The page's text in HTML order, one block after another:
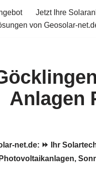
Jetzt Ihre
von Geosolar-
Anlagen
net.de: ⏩ Ihr